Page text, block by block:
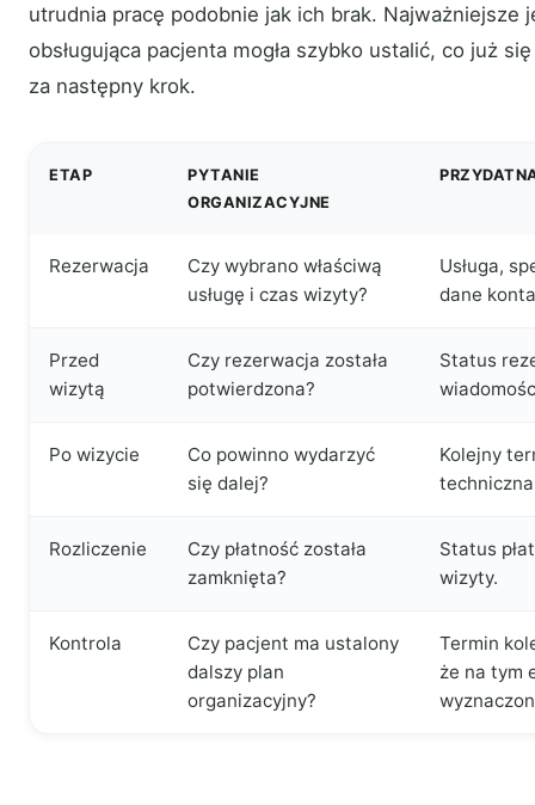
utrudnia pracę podobnie jak ich brak. Najważniejsze
obsługująca pacjenta mogła szybko ustalić, co już
za następny krok.
ETAP
PYTANIE
ORGANIZACYJNE
Rezerwacja
Czy wybrano właściwą
usługę i czas wizyty?
Usługa,
dane
Przed
wizytą
Czy rezerwacja została
potwierdzona?
Status
Po wizycie
Co powinno wydarzyć
się dalej?
Kolejny
Rozliczenie
Czy płatność została
zamknięta?
Status
wizyty.
Kontrola
Czy pacjent ma ustalony
dalszy plan
organizacyjny?
Termin
że na tym